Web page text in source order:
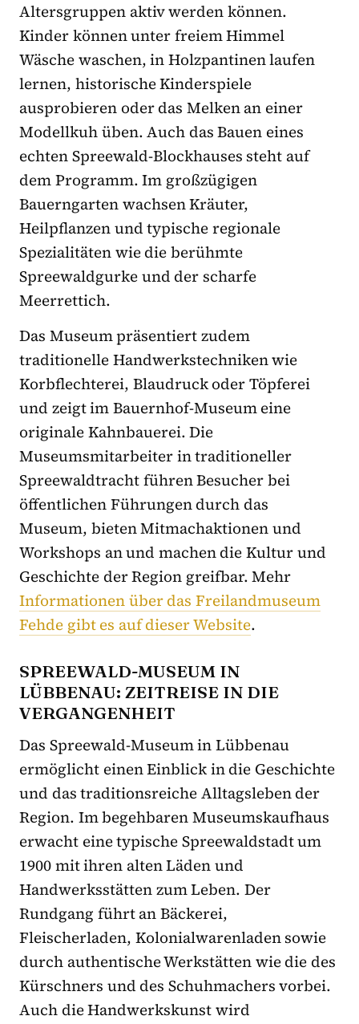
Altersgruppen aktiv werden können.
Kinder können unter freiem Himmel
Wäsche waschen, in Holzpantinen laufen
lernen, historische Kinderspiele
ausprobieren oder das Melken an einer
Modellkuh üben. Auch das Bauen eines
echten Spreewald-Blockhauses steht auf
dem Programm. Im großzügigen
Bauerngarten wachsen Kräuter,
Heilpflanzen und typische regionale
Spezialitäten wie die berühmte
Spreewaldgurke und der scharfe
Meerrettich.
Das Museum präsentiert zudem
traditionelle Handwerkstechniken wie
Korbflechterei, Blaudruck oder Töpferei
und zeigt im Bauernhof-Museum eine
originale Kahnbauerei. Die
Museumsmitarbeiter in traditioneller
Spreewaldtracht führen Besucher bei
öffentlichen Führungen durch das
Museum, bieten Mitmachaktionen und
Workshops an und machen die Kultur und
Geschichte der Region greifbar. Mehr
Informationen über das Freilandmuseum
Fehde gibt es auf dieser Website.
SPREEWALD-MUSEUM IN
LÜBBENAU: ZEITREISE IN DIE
VERGANGENHEIT
Das Spreewald-Museum in Lübbenau
ermöglicht einen Einblick in die Geschichte
und das traditionsreiche Alltagsleben der
Region. Im begehbaren Museumskaufhaus
erwacht eine typische Spreewaldstadt um
1900 mit ihren alten Läden und
Handwerksstätten zum Leben. Der
Rundgang führt an Bäckerei,
Fleischerladen, Kolonialwarenladen sowie
durch authentische Werkstätten wie die des
Kürschners und des Schuhmachers vorbei.
Auch die Handwerkskunst wird